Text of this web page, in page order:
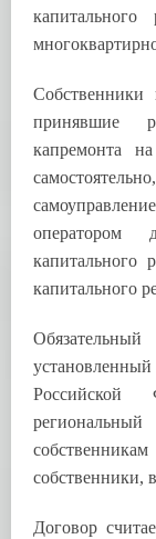
принявшие
капремонта
оператором
капитального
капитального
Российской
собственники,
Договор